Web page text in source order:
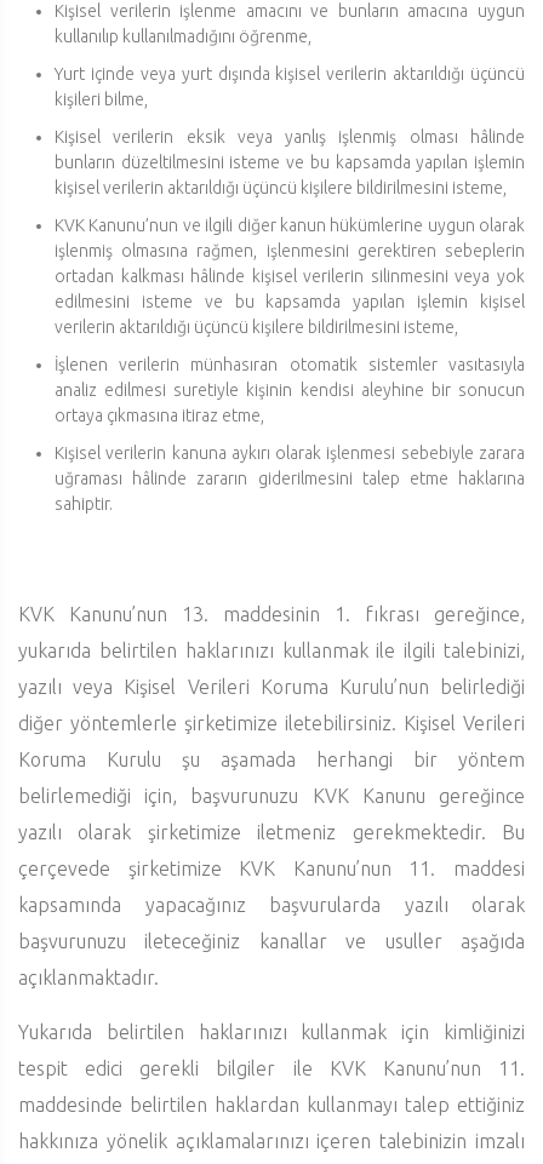
Kişisel verilerin işlenme amacını ve bunların amacına uygun
kullanılıp kullanılmadığını öğrenme,
Yurt içinde veya yurt dışında kişisel verilerin aktarıldığı üçüncü
kişileri bilme,
Kişisel verilerin eksik veya yanlış işlenmiş olması hâlinde
bunların düzeltilmesini isteme ve bu kapsamda yapılan işlemin
kişisel verilerin aktarıldığı üçüncü kişilere bildirilmesini isteme,
KVK Kanunu’nun ve ilgili diğer kanun hükümlerine uygun olarak
işlenmiş olmasına rağmen, işlenmesini gerektiren sebeplerin
ortadan kalkması hâlinde kişisel verilerin silinmesini veya yok
edilmesini isteme ve bu kapsamda yapılan işlemin kişisel
verilerin aktarıldığı üçüncü kişilere bildirilmesini isteme,
İşlenen verilerin münhasıran otomatik sistemler vasıtasıyla
analiz edilmesi suretiyle kişinin kendisi aleyhine bir sonucun
ortaya çıkmasına itiraz etme,
Kişisel verilerin kanuna aykırı olarak işlenmesi sebebiyle zarara
uğraması hâlinde zararın giderilmesini talep etme haklarına
sahiptir.
KVK Kanunu’nun 13. maddesinin 1. fıkrası gereğince,
yukarıda belirtilen haklarınızı kullanmak ile ilgili talebinizi,
yazılı veya Kişisel Verileri Koruma Kurulu’nun belirlediği
diğer yöntemlerle şirketimize iletebilirsiniz. Kişisel Verileri
Koruma Kurulu şu aşamada herhangi bir yöntem
belirlemediği için, başvurunuzu KVK Kanunu gereğince
yazılı olarak şirketimize iletmeniz gerekmektedir. Bu
çerçevede şirketimize KVK Kanunu’nun 11. maddesi
kapsamında yapacağınız başvurularda yazılı olarak
başvurunuzu ileteceğiniz kanallar ve usuller aşağıda
açıklanmaktadır.
Yukarıda belirtilen haklarınızı kullanmak için kimliğinizi
tespit edici gerekli bilgiler ile KVK Kanunu’nun 11.
maddesinde belirtilen haklardan kullanmayı talep ettiğiniz
hakkınıza yönelik açıklamalarınızı içeren talebinizin imzalı